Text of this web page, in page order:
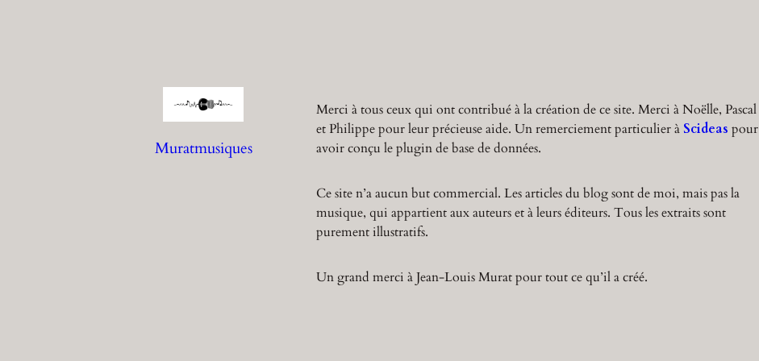
Muratmusiques
Merci à tous ceux qui ont contribué à la création de ce site. Merci à Noëlle, Pascal
et Philippe pour leur précieuse aide. Un remerciement particulier à Scideas pour
avoir conçu le plugin de base de données.
Ce site n’a aucun but commercial. Les articles du blog sont de moi, mais pas la
musique, qui appartient aux auteurs et à leurs éditeurs. Tous les extraits sont
purement illustratifs.
Un grand merci à Jean-Louis Murat pour tout ce qu’il a créé.